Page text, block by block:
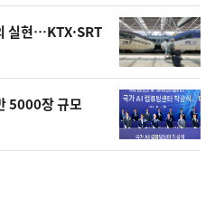
실현…KTX·SRT
5000장 규모